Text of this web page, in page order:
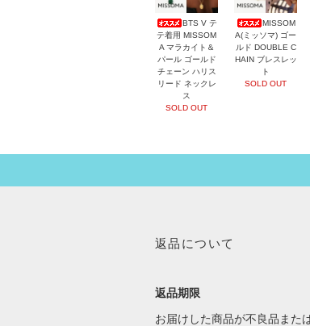
BTS V テ
テ着用 MISSOM
A マラカイト＆
パール ゴールド
チェーン ハリス
リード ネックレ
ス
SOLD OUT
MISSOM
A(ミッソマ) ゴー
ルド DOUBLE C
HAIN ブレスレッ
ト
SOLD OUT
返品について
返品期限
お届けした商品が不良品また